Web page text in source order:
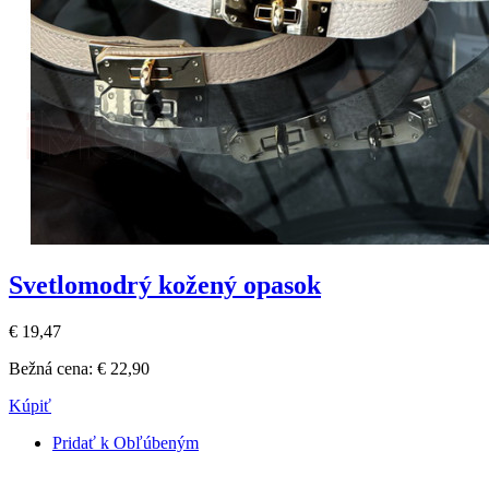
Svetlomodrý kožený opasok
€ 19,47
Bežná cena: € 22,90
Kúpiť
Pridať k Obľúbeným